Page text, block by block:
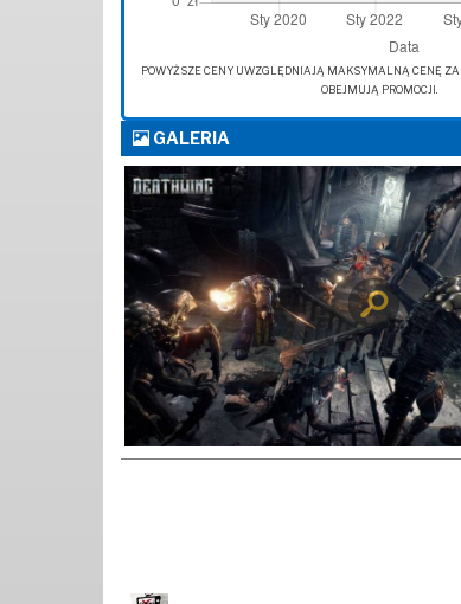
POWYŻSZE CENY UWZGLĘDNIAJĄ MAKSYMALNĄ CENĘ ZA
OBEJMUJĄ PROMOCJI.
GALERIA